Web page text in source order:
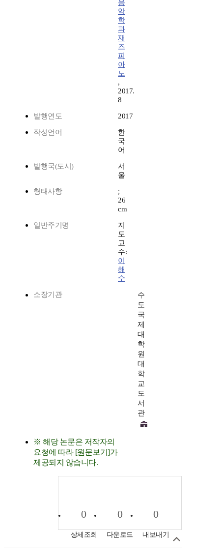
음
악
학
과
재
즈
피
아
노
,
2017.
8
발행연도 2017
작성언어
한
국
어
발행국(도시)
서
울
형태사항
;
26
cm
일반주기명
지
도
교
수:
이
해
수
소장기관
수
도
국
제
대
학
원
대
학
교
도
서
관
※ 해당 논문은 저작자의
요청에 따라 [원문보기]가
제공되지 않습니다.
0
상세조회
0
다운로드
0
내보내기